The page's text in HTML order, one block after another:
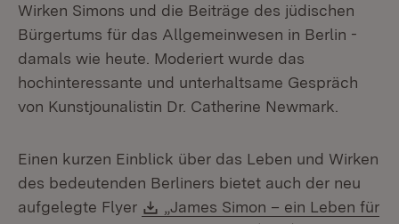
Wirken Simons und die Beiträge des jüdischen
Bürgertums für das Allgemeinwesen in Berlin -
damals wie heute. Moderiert wurde das
hochinteressante und unterhaltsame Gespräch
von Kunstjounalistin Dr. Catherine Newmark.
Einen kurzen Einblick über das Leben und Wirken
des bedeutenden Berliners bietet auch der neu
aufgelegte Flyer
Download:
„James Simon – ein Leben für